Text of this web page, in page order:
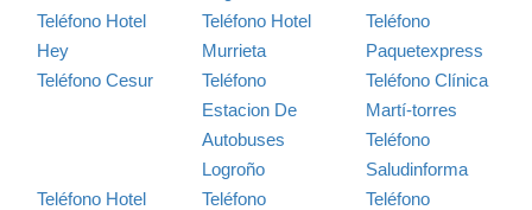
Teléfono Hotel
Hey
Teléfono Hotel
Murrieta
Teléfono
Paquetexpress
Teléfono Cesur
Teléfono
Estacion De
Autobuses
Logroño
Teléfono Clínica
Martí-torres
Teléfono
Saludinforma
Teléfono Hotel
Teléfono
Teléfono